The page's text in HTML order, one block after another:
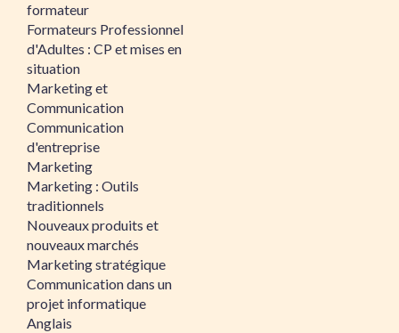
formateur
Formateurs Professionnel
d'Adultes : CP et mises en
situation
Marketing et
Communication
Communication
d'entreprise
Marketing
Marketing : Outils
traditionnels
Nouveaux produits et
nouveaux marchés
Marketing stratégique
Communication dans un
projet informatique
Anglais